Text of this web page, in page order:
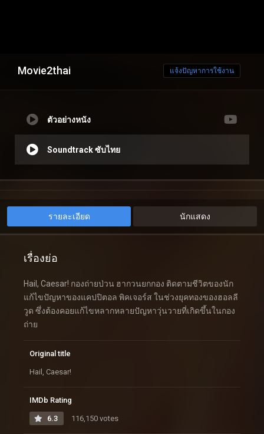
Movie2thai แจ้งปัญหาการใช้งาน
ตัวอย่างหนัง
Soundtrack ซับไทย
รายละเอียด นักแสดง
เรื่องย่อ
Hail, Caesar! กองถ่ายป่วน ฮากวนยกกอง ติดตามชีวิตของนัก
แก้ไขปัญหาของแคปปิตอล พิคเจอร์ส ในช่วงยุคทองของฮอลลี
วูด ซึ่งต้องคอยแก้ไขหลากหลายปัญหาวุ่นวายที่เกิดขึ้นในกอง
ถ่าย
Original title
Hail, Caesar!
IMDb Rating
6.3 116,150 votes